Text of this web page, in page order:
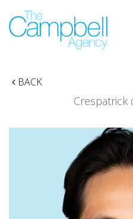
BACK
Crespatrick